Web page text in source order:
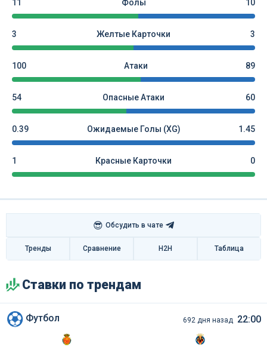
11 Фолы 10
3 Желтые Карточки 3
100 Атаки 89
54 Опасные Атаки 60
0.39 Ожидаемые Голы (xG) 1.45
1 Красные Карточки 0
😎 Обсудить в чате
Тренды Сравнение H2H Таблица
Ставки по трендам
Футбол 692 дня назад 22:00